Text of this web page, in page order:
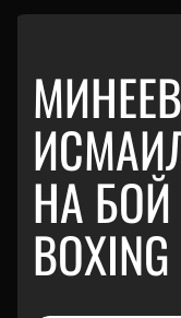
НА БОЙ
BOXING